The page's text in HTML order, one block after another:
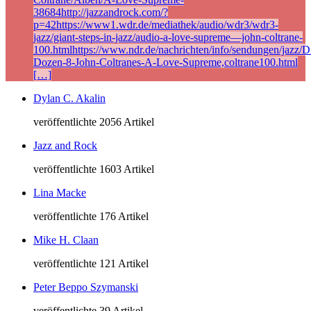
38684http://jazzandrock.com/?
p=42https://www1.wdr.de/mediathek/audio/wdr3/wdr3-
jazz/giant-steps-in-jazz/audio-a-love-supreme—john-coltrane-
100.htmlhttps://www.ndr.de/nachrichten/info/sendungen/jazz/
Dozen-8-John-Coltranes-A-Love-Supreme,coltrane100.html
[…]
Dylan C. Akalin
veröffentlichte 2056 Artikel
Jazz and Rock
veröffentlichte 1603 Artikel
Lina Macke
veröffentlichte 176 Artikel
Mike H. Claan
veröffentlichte 121 Artikel
Peter Beppo Szymanski